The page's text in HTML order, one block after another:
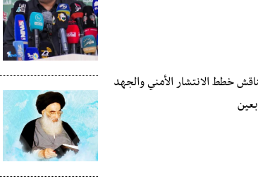
خطط الانتشار الأمني والجهد